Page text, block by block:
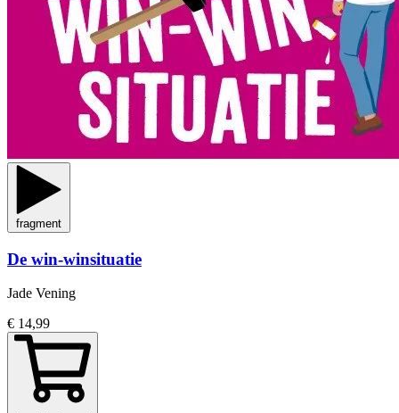
fragment
De win-winsituatie
Jade Vening
€ 14,99